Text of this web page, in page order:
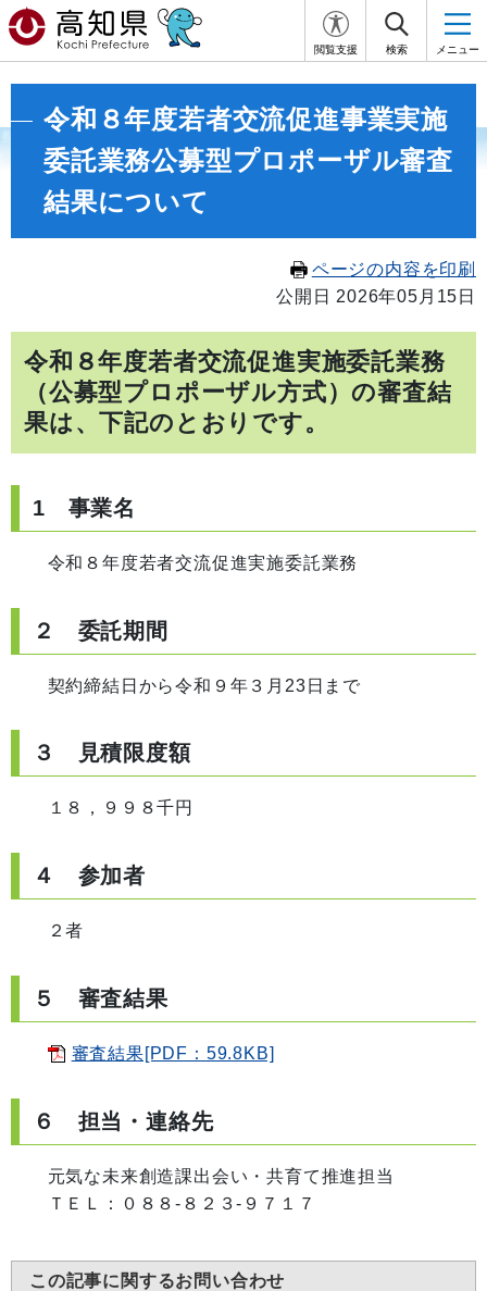
閲覧支援 検索 メニュー
令和８年度若者交流促進事業実施
委託業務公募型プロポーザル審査
結果について
ページの内容を印刷
公開日 2026年05月15日
令和８年度若者交流促進実施委託業務
（公募型プロポーザル方式）の審査結
果は、下記のとおりです。
1 事業名
令和８年度若者交流促進実施委託業務
２ 委託期間
契約締結日から令和９年３月23日まで
３ 見積限度額
１８，９９８千円
４ 参加者
２者
５ 審査結果
審査結果[PDF：59.8KB]
６ 担当・連絡先
元気な未来創造課出会い・共育て推進担当
ＴＥＬ：０８８‐８２３‐９７１７
この記事に関するお問い合わせ